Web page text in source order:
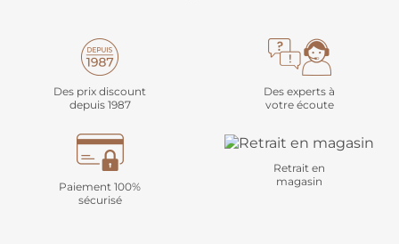
Des prix discount
depuis 1987
Des experts à
votre écoute
Paiement 100%
sécurisé
Retrait en
magasin